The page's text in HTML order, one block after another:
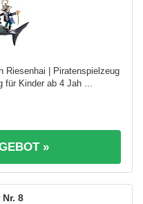
Riesenhai | Piratenspielzeug
für Kinder ab 4 Jah ...
»
8